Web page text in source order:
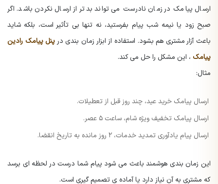
ارسال پیامک در زمان نادرست می تواند بدتر از ارسال نکردن باشد. اگر
صبح زود یا نیمه شب پیام بفرستید، نه تنها بی تأثیر است، بلکه شاید
باعث آزار مشتری هم بشود. استفاده از ابزار زمان بندی در پنل پیامک رادین
پیامک ، این مشکل را حل می کند.
مثال:
ارسال پیامک خرید عید، چند روز قبل از تعطیلات.
ارسال پیامک تخفیف ویژه شام، ساعت ۵ عصر.
ارسال پیام یادآوری تمدید خدمات، ۲ روز مانده به تاریخ انقضا.
این زمان بندی هوشمند باعث می شود پیام شما درست در لحظه ای برسد
که مشتری به آن نیاز دارد یا آماده ی تصمیم گیری است.